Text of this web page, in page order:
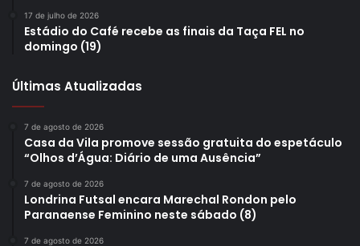
17 de julho de 2026
Estádio do Café recebe as finais da Taça FEL no
domingo (19)
Últimas Atualizadas
7 de agosto de 2026
Casa da Vila promove sessão gratuita do espetáculo
“Olhos d’Água: Diário de uma Ausência”
7 de agosto de 2026
Londrina Futsal encara Marechal Rondon pelo
Paranaense Feminino neste sábado (8)
7 de agosto de 2026